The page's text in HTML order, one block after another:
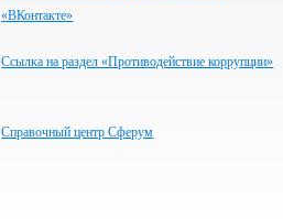
«ВКонтакте»
Ссылка на раздел «Противодействие коррупции»
Справочный центр Сферум